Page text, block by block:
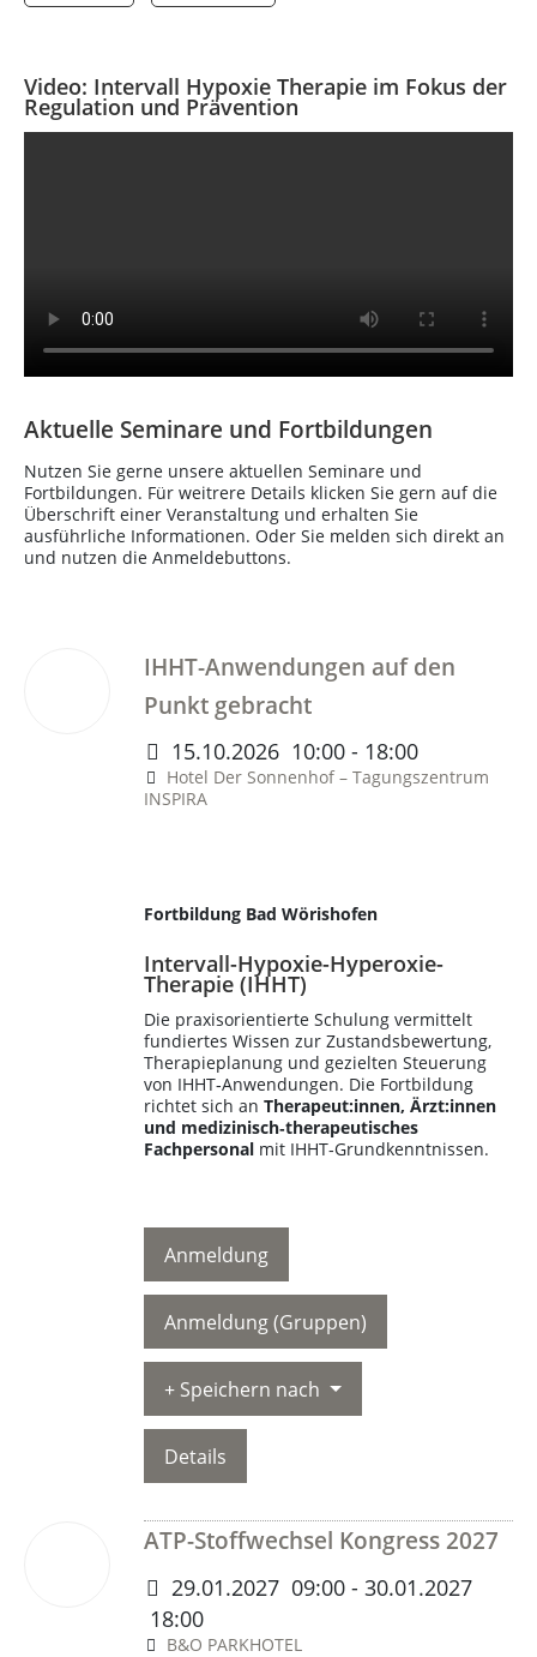
Video: Intervall Hypoxie Therapie im Fokus der
Regulation und Prävention
Aktuelle Seminare und Fortbildungen
Nutzen Sie gerne unsere aktuellen Seminare und
Fortbildungen. Für weitrere Details klicken Sie gern auf die
Überschrift einer Veranstaltung und erhalten Sie
ausführliche Informationen. Oder Sie melden sich direkt an
und nutzen die Anmeldebuttons.
IHHT-Anwendungen auf den
Punkt gebracht
15.10.2026 10:00 - 18:00
Hotel Der Sonnenhof – Tagungszentrum
INSPIRA
Fortbildung Bad Wörishofen
Intervall-Hypoxie-Hyperoxie-
Therapie (IHHT)
Die praxisorientierte Schulung vermittelt
fundiertes Wissen zur Zustandsbewertung,
Therapieplanung und gezielten Steuerung
von IHHT‑Anwendungen. Die Fortbildung
richtet sich an Therapeut:innen, Ärzt:innen
und medizinisch‑therapeutisches
Fachpersonal mit IHHT‑Grundkenntnissen.
Anmeldung
Anmeldung (Gruppen)
Speichern nach
Details
ATP-Stoffwechsel Kongress 2027
29.01.2027 09:00 - 30.01.2027
18:00
B&O PARKHOTEL